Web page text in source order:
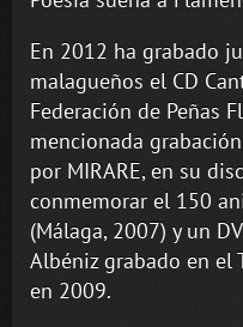
En 2012 ha grabado
malagueños el CD
Federación de Peñas
mencionada
por MIRARE, en su
conmemorar el 150
(Málaga, 2007) y un
Albéniz grabado en el
en 2009.